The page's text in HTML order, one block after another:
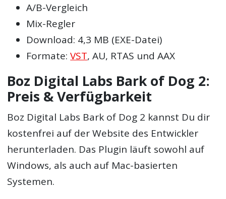
A/B-Vergleich
Mix-Regler
Download: 4,3 MB (EXE-Datei)
Formate:VST, AU, RTAS und AAX
Boz Digital Labs Bark of Dog 2:
Preis & Verfügbarkeit
Boz Digital Labs Bark of Dog 2 kannst Du dir
kostenfrei auf der Website des Entwickler
herunterladen. Das Plugin läuft sowohl auf
Windows, als auch auf Mac-basierten
Systemen.